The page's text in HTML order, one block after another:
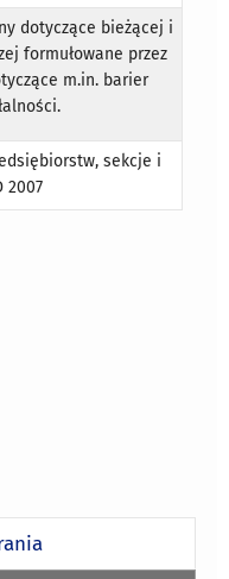
dotyczące bieżącej i
formułowane przez
m.in. barier
sekcje i
2007